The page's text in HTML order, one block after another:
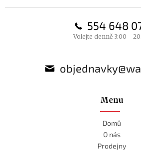
554 648
Volejte denně 3:00 -
Menu
Domů
O nás
Prodejny